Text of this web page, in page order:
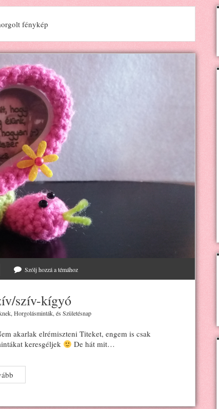
fénykép
Szólj hozzá a témához
szív-kígyó
, Horgolásminták, ésSzületésnap
akarlak elrémiszteni Titeket, engem is csak
keresgéljek
De hát mit…
kígyó-
kígyó